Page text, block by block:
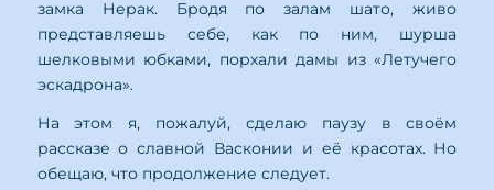
замка Нерак. Бродя по залам шато, живо
представляешь себе, как по ним, шурша
шелковыми юбками, порхали дамы из «Летучего
эскадрона».
На этом я, пожалуй, сделаю паузу в своём
рассказе о славной Васконии и её красотах. Но
обещаю, что продолжение следует.